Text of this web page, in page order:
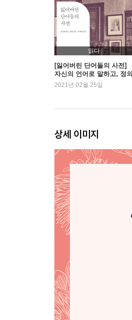
읽다
[잃어버린 단어들의 사전]
자신의 언어로 말하고, 정의
하고, 호명하는 여성들의 이
2021년 02월 25일
상세 이미지